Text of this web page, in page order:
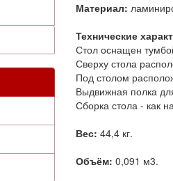
Материал:
Технические
Стол оснащен
Сверху стола
Под столом
Выдвижная полка
Сборка стола - как
Вес: 44,4 кг.
Объём: 0,091 м3.